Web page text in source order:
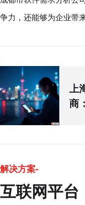
争力，还能够为企业带
上
商
解决方案-
互联网平台